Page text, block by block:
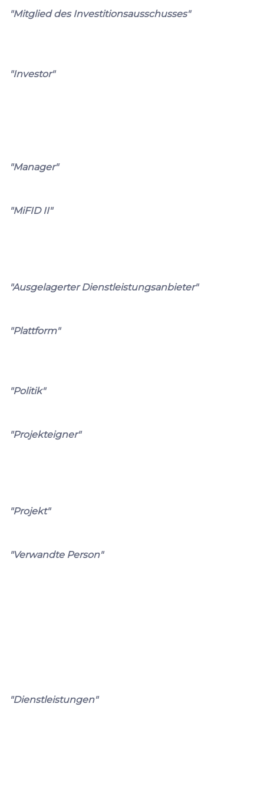
"Mitglied des Investitionsausschusses"
"Investor"
"Manager"
"MiFID II"
"Ausgelagerter Dienstleistungsanbieter"
"Plattform"
"Politik"
"Projekteigner"
"Projekt"
"Verwandte Person"
"Dienstleistungen"